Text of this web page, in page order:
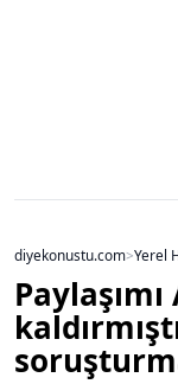
diyekonustu.com>Yerel